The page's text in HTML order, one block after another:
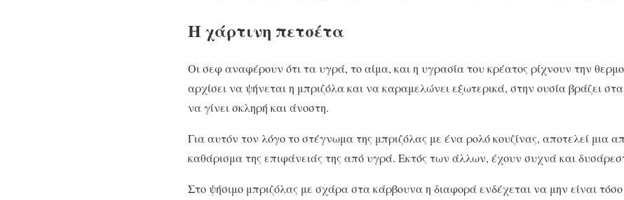
Η χάρτινη πετσέτα
Οι σεφ αναφέρουν ότι τα υγρά, το αίμα, και η υγρασία του κρέατος ρίχνουν την
αρχίσει να ψήνεται η μπριζόλα και να καραμελώνει εξωτερικά, στην ουσία βράζει
να γίνει σκληρή και άνοστη.
Για αυτόν τον λόγο το στέγνωμα της μπριζόλας με ένα ρολό κουζίνας, αποτελεί μια
καθάρισμα της επιφάνειάς της από υγρά. Εκτός των άλλων, έχουν συχνά και
Στο ψήσιμο μπριζόλας με σχάρα στα κάρβουνα η διαφορά ενδέχεται να μην είναι